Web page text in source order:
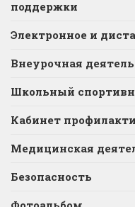
поддержки
Электронное и
Внеурочная
Школьный
Кабинет
Медицинская
Безопасность